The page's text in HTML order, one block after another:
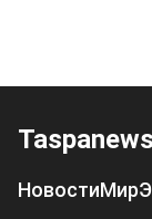
НовостиМир